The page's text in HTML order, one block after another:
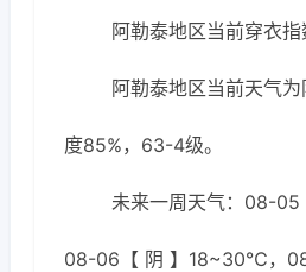
阿勒泰地区当前穿衣指
阿勒泰地区当前天气
度85%，63-4级。
未来一周天气：08-
08-06【 阴 】18~30℃，